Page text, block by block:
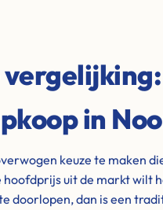
in
keuze te maken
uit de markt wilt
doorlopen, dan is een